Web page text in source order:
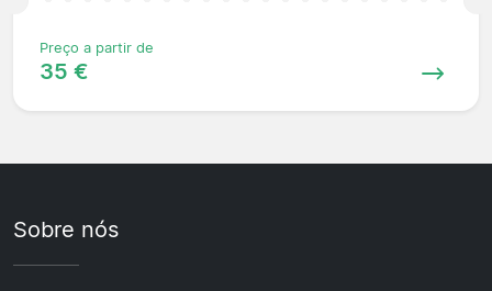
Preço a partir de
35 €
Sobre nós